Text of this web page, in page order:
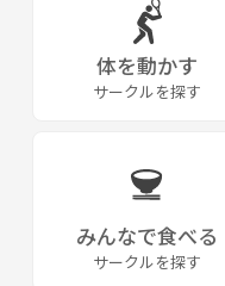
体を動かす
サークルを探す
みんなで食べる
サークルを探す